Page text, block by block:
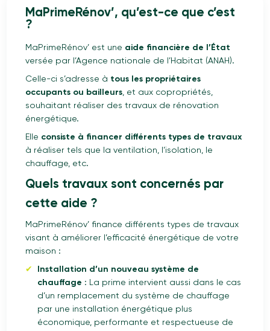
MaPrimeRénov’, qu’est-ce que c’est
?
MaPrimeRénov’ est une aide financière de l’État
versée par l’Agence nationale de l’Habitat (ANAH).
Celle-ci s’adresse à tous les propriétaires
occupants ou bailleurs, et aux copropriétés,
souhaitant réaliser des travaux de rénovation
énergétique.
Elle consiste à financer différents types de travaux
à réaliser tels que la ventilation, l’isolation, le
chauffage, etc.
Quels travaux sont concernés par
cette aide ?
MaPrimeRénov’ finance différents types de travaux
visant à améliorer l’efficacité énergétique de votre
maison :
Installation d’un nouveau système de
chauffage : La prime intervient aussi dans le cas
d’un remplacement du système de chauffage
par une installation énergétique plus
économique, performante et respectueuse de